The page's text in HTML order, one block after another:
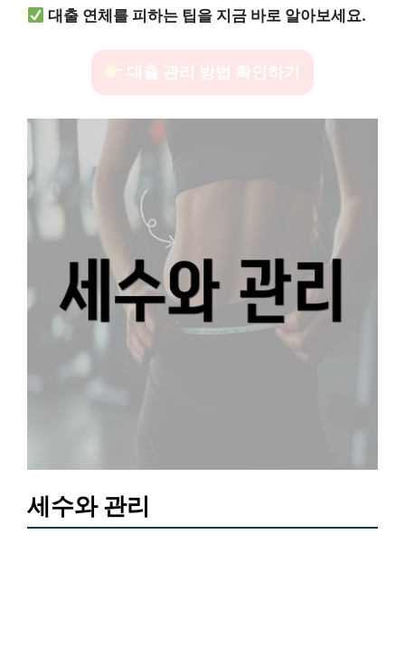
대출 연체를 피하는 팁을 지금 바로 알아보세요.
대출 관리 방법 확인하기
세수와 관리